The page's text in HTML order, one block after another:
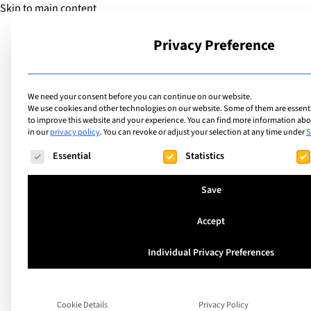
Skip to main content
Schools
Hochalpines
HIF is an international boarding school
mountainous region in the southeast of
Privacy Preference
We need your consent before you can continue on our website.
We use cookies and other technologies on our website. Some of them are
to improve this website and your experience.You can find more information
in ourprivacy policy.You can revoke or adjust your selection at any time under
The following is a list of service groups for which consent
Essential Statistics
Save
Accept
Individual Privacy Preferences
Cookie Details Privacy Policy